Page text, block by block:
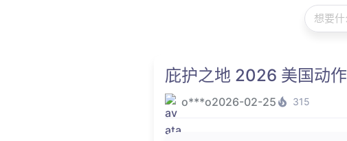
想要什
庇护之地 2026 美国动
o***o2026-02-25 315